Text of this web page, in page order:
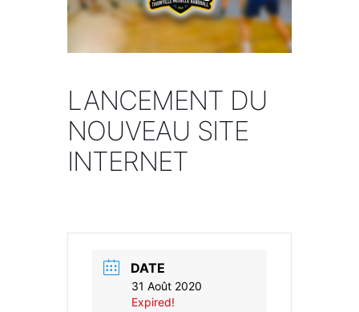
LANCEMENT DU
NOUVEAU SITE
INTERNET
DATE
31 Août 2020
Expired!